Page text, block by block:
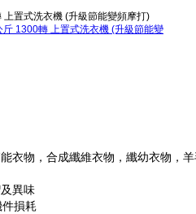
置式洗衣機 (升級節能變頻摩打)
衣物，合成纖維衣物，纖幼衣物，
異味
損耗